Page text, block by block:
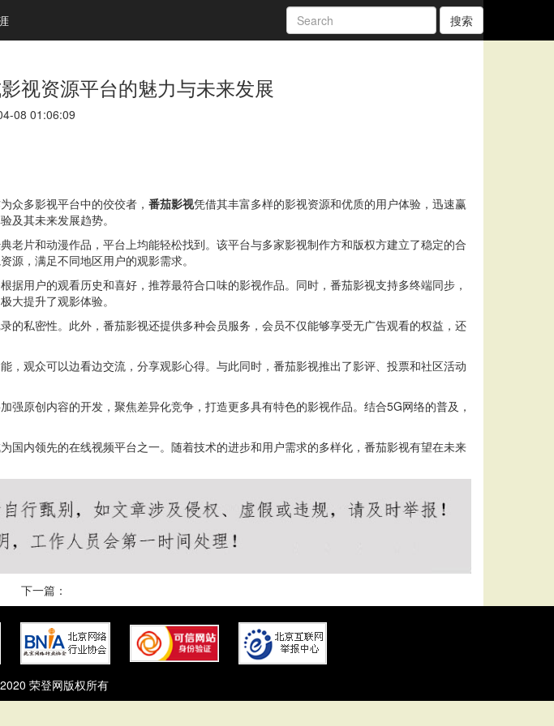
搜索
视资源平台的魅力与未来发展
08 01:06:09
众多影视平台中的佼佼者， 番茄影视凭借其丰富多样的影视资源和优质的用户体验，迅速赢
及其未来发展趋势。
片和动漫作品，平台上均能轻松找到。该平台与多家影视制作方和版权方建立了稳定的合
，满足不同地区用户的观影需求。
用户的观看历史和喜好，推荐最符合口味的影视作品。同时，番茄影视支持多终端同步，
大提升了观影体验。
私密性。此外，番茄影视还提供多种会员服务，会员不仅能够享受无广告观看的权益，还
观众可以边看边交流，分享观影心得。与此同时，番茄影视推出了影评、投票和社区活动
原创内容的开发，聚焦差异化竞争，打造更多具有特色的影视作品。结合5G网络的普及，
内领先的在线视频平台之一。随着技术的进步和用户需求的多样化，番茄影视有望在未来
下一篇：
荣登网版权所有